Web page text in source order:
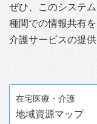
ぜひ、このシステ
種間での情報共有
介護サービスの提
在宅医療・介護
地域資源マップ